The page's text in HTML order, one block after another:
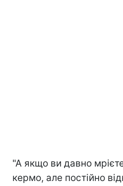
"А якщо ви давно
кермо, але постійно